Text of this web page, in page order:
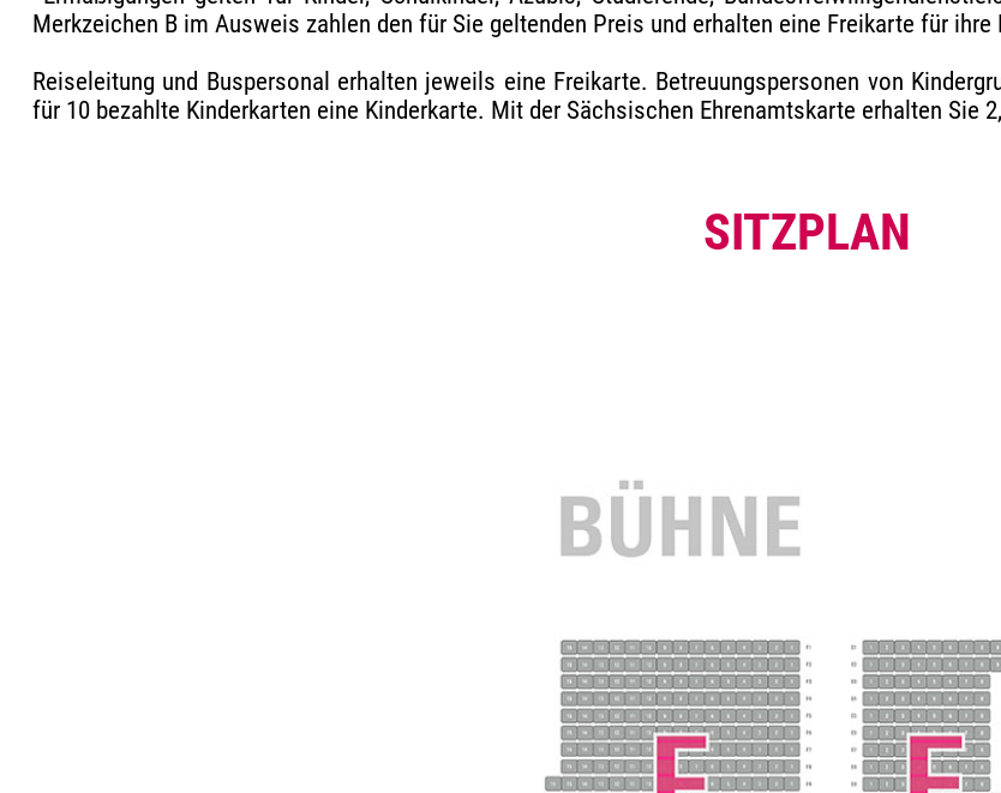
Merkzeichen B im Ausweis zahlen den für Sie geltenden Preis und erhalten eine Freikarte für
Reiseleitung und Buspersonal erhalten jeweils eine Freikarte. Betreuungspersonen von
für 10 bezahlte Kinderkarten eine Kinderkarte. Mit der Sächsischen Ehrenamtskarte erhalten Sie
SITZPLAN